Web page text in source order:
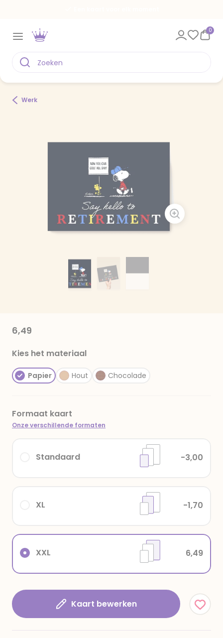
0
Werk
6,49
Kies het materiaal
Papier Hout Chocolade
Formaat kaart
Onze verschillende formaten
XXL 6,49
XL -1,70
Standaard -3,00
Kaart bewerken